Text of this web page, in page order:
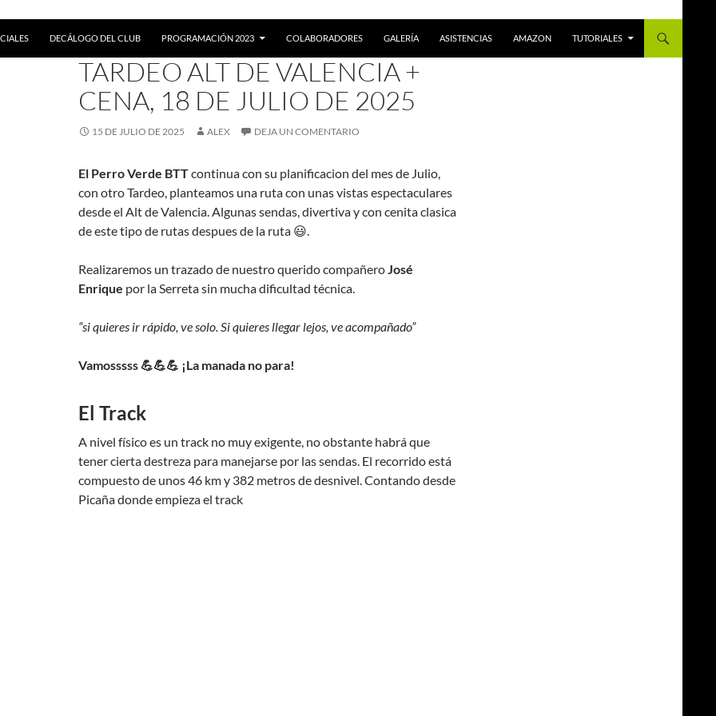
DECÁLOGO DEL CLUB PROGRAMACIÓN 2023 COLABORADORES GALERÍA ASISTENCIAS AMAZON TUTORIALES
RUTAS
TARDEO ALT DE VALENCIA +
CENA, 18 DE JULIO DE 2025
15 DE JULIO DE 2025 ALEX DEJA UN COMENTARIO
El Perro Verde BTTcontinua con su planificacion del mes de Julio,
con otro Tardeo, planteamos una ruta con unas vistas espectaculares
desde el Alt de Valencia. Algunas sendas, divertiva y con cenita clasica
de este tipo de rutas despues de la ruta 😃.
Realizaremos un trazado de nuestro querido compañeroJosé
Enrique por la Serreta sin mucha dificultad técnica.
“si quieres ir rápido, ve solo. Si quieres llegar lejos, ve acompañado”
Vamosssss 💪💪💪 ¡La manada no para!
El Track
A nivel físico es un track no muy exigente, no obstante habrá que
tener cierta destreza para manejarse por las sendas. El recorrido está
compuesto de unos 46 km y 382 metros de desnivel. Contando desde
Picaña donde empieza el track